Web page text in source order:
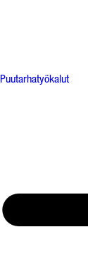
Puutarhatyökalut